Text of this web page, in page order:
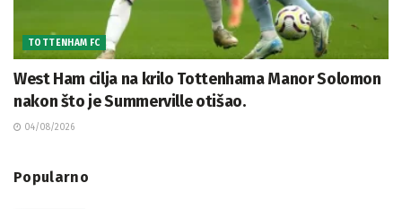
TOTTENHAM FC
West Ham cilja na krilo Tottenhama Manor Solomon
nakon što je Summerville otišao.
04/08/2026
Popularno